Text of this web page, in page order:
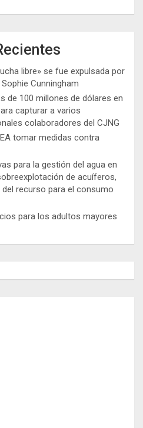
libre» se fue expulsada por
Cunningham
de 100 millones de dólares en
capturar a varios
colaboradores del CJNG
tomar medidas contra
para la gestión del agua en
de acuíferos,
recurso para el consumo
para los adultos mayores